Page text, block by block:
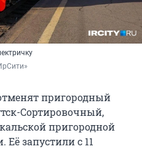
пригородный
Сортировочный,
пригородной
Её запустили с 11